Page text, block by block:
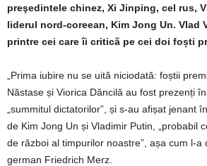
preşedintele chinez, Xi Jinping, cel rus,
liderul nord-coreean, Kim Jong Un. Vlad
printre cei care îi critică pe cei doi foști
„Prima iubire nu se uită niciodată: foștii
Năstase și Viorica Dăncilă au fost prezenți
„summitul dictatorilor”, și s-au afișat jenant
de Kim Jong Un și Vladimir Putin, „probabil
de război al timpurilor noastre”, așa cum l-a
german Friedrich Merz.